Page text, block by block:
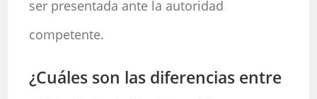
ser presentada ante la autoridad
competente.
¿Cuáles son las diferencias entre